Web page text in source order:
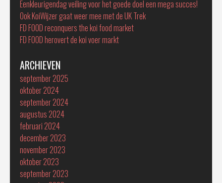
Eenkleurigendag veiling voor het goede doel een mega succes!
Ook KoiWijzer gaat weer mee met de UK Trek
FD FOOD reconquers the koi food market
FD FOOD herovert de koi voer markt
ARCHIEVEN
september 2025
oktober 2024
september 2024
augustus 2024
februari 2024
december 2023
november 2023
oktober 2023
september 2023